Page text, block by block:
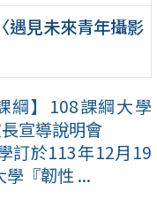
遇見未來青年攝影
綱】108課綱大學
宣導說明會
訂於113年12月19
『韌性 ...